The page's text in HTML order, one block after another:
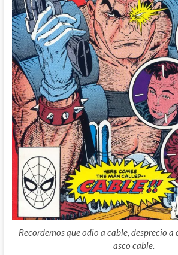
Recordemos que odio a cable, desprecio a
asco cable.